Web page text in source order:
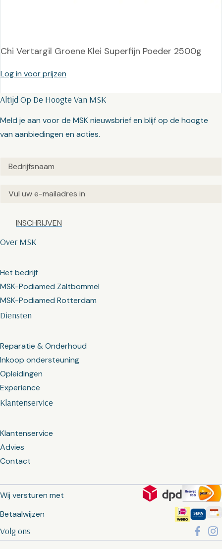
Chi Vertargil Groene Klei Superfijn Poeder 2500g
Log in voor prijzen
Klantenservice
Klantenservice
Advies
Contact
Diensten
Reparatie & Onderhoud
Inkoop ondersteuning
Opleidingen
Experience
Over MSK
Het bedrijf
MSK-Podiamed Zaltbommel
MSK-Podiamed Rotterdam
Altijd Op De Hoogte Van MSK
Meld je aan voor de MSK nieuwsbrief en blijf op de hoogte
van aanbiedingen en acties.
Untitled(Vereist)
Email(Vereist)
Captcha
Wij versturen met
Betaalwijzen
Volg ons